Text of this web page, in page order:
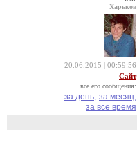
Харьков
20.06.2015 | 00:59:56
Сайт
все его сообщения:
за день, за месяц,
за все время